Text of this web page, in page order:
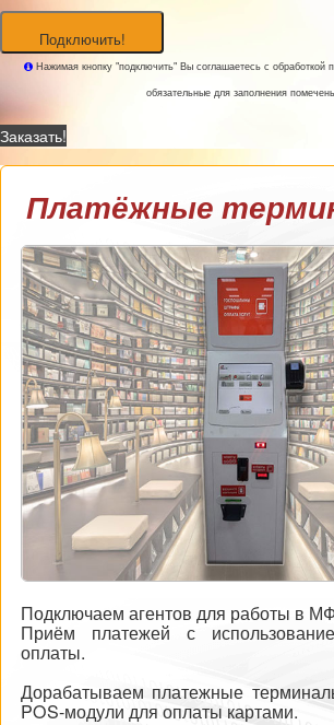
Подключить!
Нажимая кнопку "подключить" Вы соглашаетесь с обработкой
обязательные для заполнения
Заказать!
Платёжные
Подключаем агентов для работы в
Приём платежей с
оплаты.
Дорабатываем платежные
POS-модули для оплаты картами.